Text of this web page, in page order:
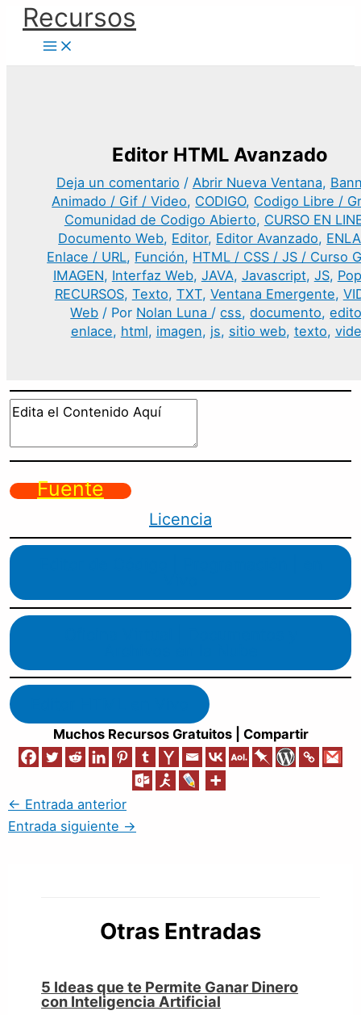
contenido
Recursos
Editor HTML Avanzado
Deja un comentario / Abrir Nueva Ventana,
Animado / Gif / Video, CODIGO, Codigo Libre /
Comunidad de Codigo Abierto, CURSO EN
Documento Web, Editor, Editor Avanzado,
Enlace / URL, Función, HTML / CSS / JS / Curso
IMAGEN, Interfaz Web, JAVA, Javascript, JS,
RECURSOS, Texto, TXT, Ventana Emergente,
Web / Por Nolan Luna /css,documento,
enlace, html, imagen, js, sitio web, texto,
Fuente
Licencia
Muchos Recursos Gratuitos | Compartir
← Entrada anterior
Entrada siguiente →
Otras Entradas
5 Ideas que te Permite Ganar Dinero
con Inteligencia Artificial